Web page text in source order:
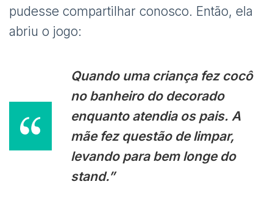
pudesse compartilhar conosco. Então, ela
abriu o jogo:
Quando uma criança fez cocô
no banheiro do decorado
enquanto atendia os pais. A
mãe fez questão de limpar,
levando para bem longe do
stand.”